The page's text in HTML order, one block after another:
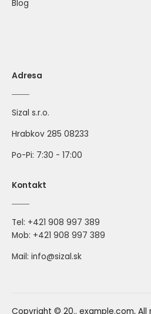
Blog
Adresa
Sizal s.r.o.
Hrabkov 285 08233
Po-Pi: 7:30 - 17:00
Kontakt
Tel: +421 908 997 389
Mob: +421 908 997 389
Mail: info@sizal.sk
Copyright © 20.. example.com, All